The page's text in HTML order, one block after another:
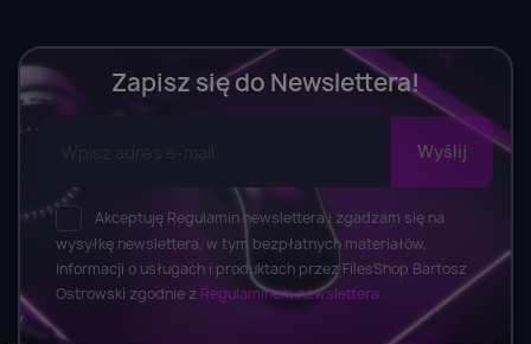
Zapisz się do Newslettera!
Akceptuję Regulamin newslettera i zgadzam się na
wysyłkę newslettera, w tym bezpłatnych materiałów,
informacji o usługach i produktach przez FilesShop Bartosz
Ostrowski zgodnie z Regulaminem newslettera.